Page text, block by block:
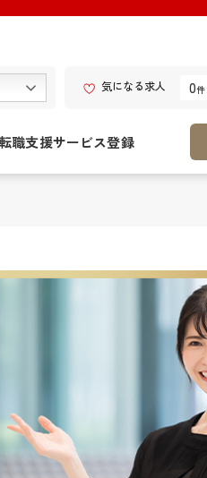
気になる求人 0件
転職支援サービス登録